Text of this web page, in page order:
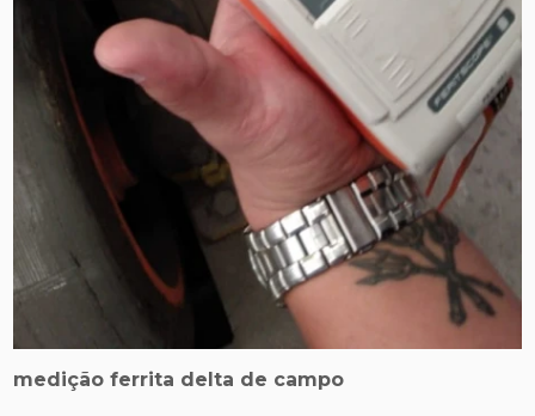
medição ferrita delta de campo